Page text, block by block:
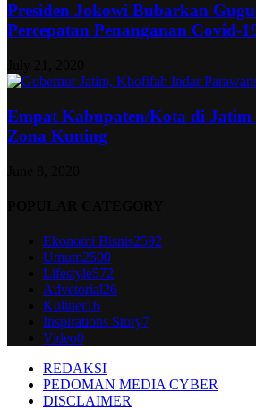
Presiden Jokowi Bubarkan
Percepatan Penanganan Covid-
Empat Kabupaten/Kota di Jatim
Zona Kuning
Ekonomi Bisnis2592
Umum2500
Lifestyle572
Advetorial26
Kuliner16
Inspirations Story7
Video0
REDAKSI
PEDOMAN MEDIA CYBER
DISCLAIMER